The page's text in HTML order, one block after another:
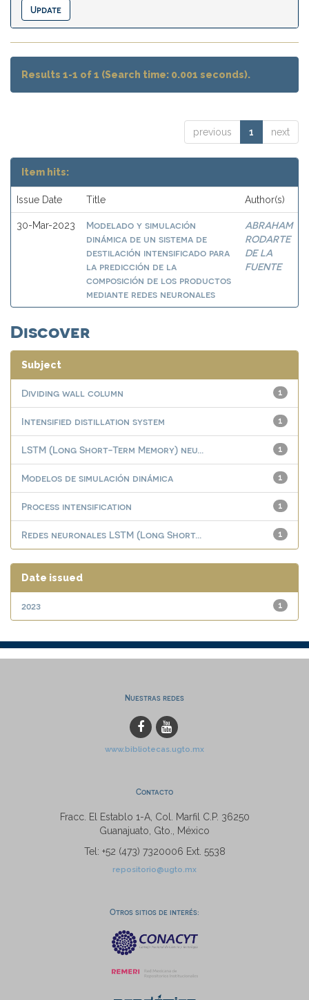
Results 1-1 of 1 (Search time: 0.001 seconds).
previous 1 next
Item hits:
Issue Date Title Author(s)
30-Mar-2023
Modelado y simulación
dinámica de un sistema de
destilación intensificado para
la predicción de la
composición de los productos
mediante redes neuronales
ABRAHAM
RODARTE
DE LA
FUENTE
Discover
Subject
1
Dividing wall column
1
Intensified distillation system
1
LSTM (Long Short-Term Memory) neu...
1
Modelos de simulación dinámica
1
Process intensification
1
Redes neuronales LSTM (Long Short...
Date issued
1
2023
Nuestras redes
www.bibliotecas.ugto.mx
Contacto
Fracc. El Establo 1-A, Col. Marfil C.P. 36250
Guanajuato, Gto., México
Tel: +52 (473) 7320006 Ext. 5538
repositorio@ugto.mx
Otros sitios de interés: